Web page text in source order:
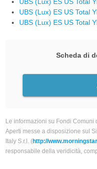
UBS (Lux) ES US Total
UBS (Lux) ES US Total
Scheda di
Le informazioni su Fondi Comuni
Aperti messe a disposizione sul
Italy S.r.l. (http://
responsabile della veridicità,